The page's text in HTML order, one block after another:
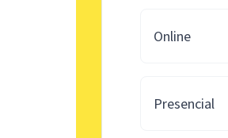
Online
Presencial